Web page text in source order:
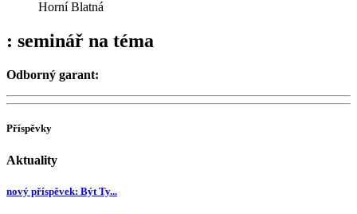
Horní Blatná
: seminář na téma
Odborný garant:
Příspěvky
Aktuality
nový příspěvek: Být Ty...